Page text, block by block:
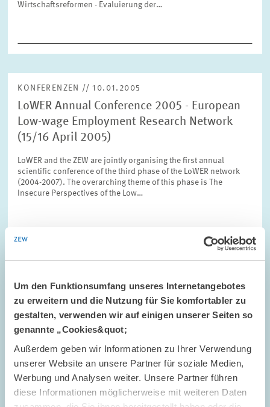
Um den Funktionsumfang unseres Internetangebotes
zu erweitern und die Nutzung für Sie komfortabler zu
gestalten, verwenden wir auf einigen unserer Seiten so
genannte „Cookies&quot;
Außerdem geben wir Informationen zu Ihrer Verwendung
unserer Website an unsere Partner für soziale Medien,
Werbung und Analysen weiter. Unsere Partner führen
diese Informationen möglicherweise mit weiteren Daten
Wirtschaftsreformen - Evaluierung der…
KONFERENZEN // 10.01.2005
LoWER Annual Conference 2005 - European
Low-wage Employment Research Network
(15/16 April 2005)
LoWER and the ZEW are jointly organising the first annual
scientific conference of the third phase of the LoWER network
(2004-2007). The overarching theme of this phase is The
Insecure Perspectives of the Low…
Studie zu Innovationsbarrieren und
internationaler Standortmobilität
Untersuchung des Standorts Deutschland im Hinblick auf seine
Innovationsattraktivität im Auftrag des Zukunftspakts Chemie.
Unterzeichner des Zukunftspakts Chemie sind die
Industriegewerkschaft Bergbau, Chemie,…